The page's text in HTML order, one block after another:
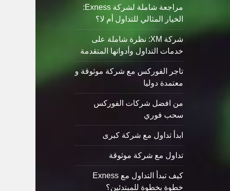
مراجعة شاملة لشركة Exness:
الخيار المثالي للتداول أم لا؟
شركة XM: نظرة شاملة على
خدمات التداول وأدواتها المتقدمة
تاجر الفوركس مع شركة موثوقة و
معتمدة دوليا
من افضل شركات الفوركس
سحب فوري
ابدأ تداول مع شركة كبرى
تداول مع شركة موثوقة
كيف تبدأ التداول مع Exness
خطوة بخطوة للمبتدئين؟